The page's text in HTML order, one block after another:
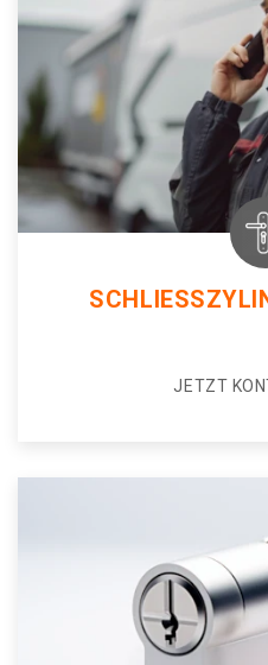
JETZT